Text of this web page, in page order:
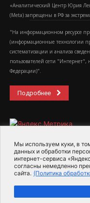
Мы используем куки, в
данных и обработки
интернет-сервиса
согласны немедленно
сайта. (Политика
«Аналитический Центр Юрия
(Metа) запрещены в РФ за
"На информационном ресурсе
(информационные технологии
систематизации и анализа
пользователей сети "Интернет",
Федерации)".
Подробнее
2015-2026-
Для справки Об
Политика обработки